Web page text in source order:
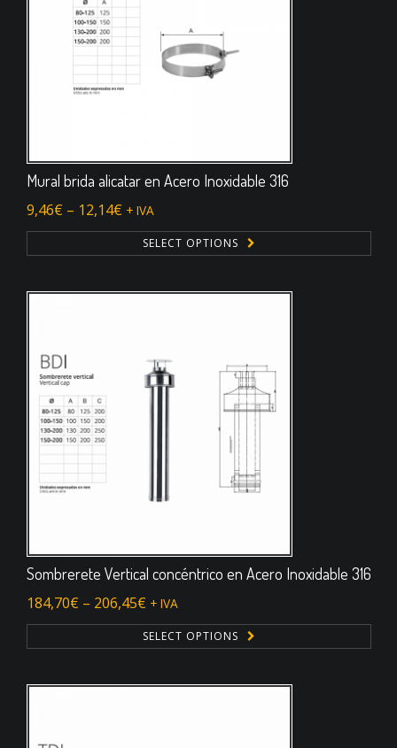
Mural brida alicatar en Acero Inoxidable 316
9,46€ – 12,14€ + IVA
SELECT OPTIONS
Sombrerete Vertical concéntrico en Acero Inoxidable 316
184,70€ – 206,45€ + IVA
SELECT OPTIONS